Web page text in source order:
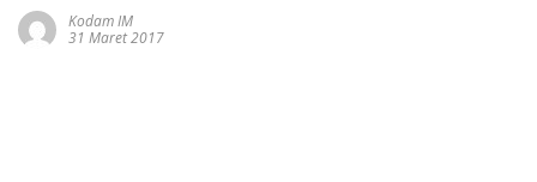
Kodam IM
31 Maret 2017